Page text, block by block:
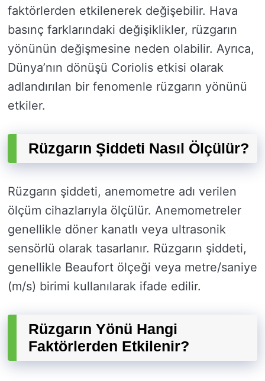
faktörlerden etkilenerek değişebilir. Hava
basınç farklarındaki değişiklikler, rüzgarın
yönünün değişmesine neden olabilir. Ayrıca,
Dünya’nın dönüşü Coriolis etkisi olarak
adlandırılan bir fenomenle rüzgarın yönünü
etkiler.
Rüzgarın Şiddeti Nasıl Ölçülür?
Rüzgarın şiddeti, anemometre adı verilen
ölçüm cihazlarıyla ölçülür. Anemometreler
genellikle döner kanatlı veya ultrasonik
sensörlü olarak tasarlanır. Rüzgarın şiddeti,
genellikle Beaufort ölçeği veya metre/saniye
(m/s) birimi kullanılarak ifade edilir.
Rüzgarın Yönü Hangi
Faktörlerden Etkilenir?